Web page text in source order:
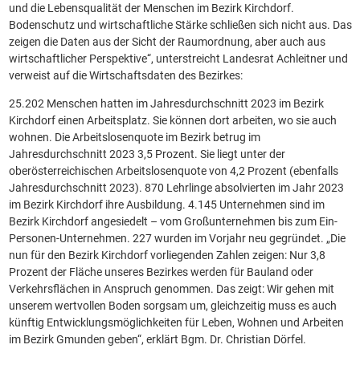
und die Lebensqualität der Menschen im Bezirk Kirchdorf.
Bodenschutz und wirtschaftliche Stärke schließen sich nicht aus. Das
zeigen die Daten aus der Sicht der Raumordnung, aber auch aus
wirtschaftlicher Perspektive“, unterstreicht Landesrat Achleitner und
verweist auf die Wirtschaftsdaten des Bezirkes:
25.202 Menschen hatten im Jahresdurchschnitt 2023 im Bezirk
Kirchdorf einen Arbeitsplatz. Sie können dort arbeiten, wo sie auch
wohnen. Die Arbeitslosenquote im Bezirk betrug im
Jahresdurchschnitt 2023 3,5 Prozent. Sie liegt unter der
oberösterreichischen Arbeitslosenquote von 4,2 Prozent (ebenfalls
Jahresdurchschnitt 2023). 870 Lehrlinge absolvierten im Jahr 2023
im Bezirk Kirchdorf ihre Ausbildung. 4.145 Unternehmen sind im
Bezirk Kirchdorf angesiedelt – vom Großunternehmen bis zum Ein-
Personen-Unternehmen. 227 wurden im Vorjahr neu gegründet. „Die
nun für den Bezirk Kirchdorf vorliegenden Zahlen zeigen: Nur 3,8
Prozent der Fläche unseres Bezirkes werden für Bauland oder
Verkehrsflächen in Anspruch genommen. Das zeigt: Wir gehen mit
unserem wertvollen Boden sorgsam um, gleichzeitig muss es auch
künftig Entwicklungsmöglichkeiten für Leben, Wohnen und Arbeiten
im Bezirk Gmunden geben“, erklärt Bgm. Dr. Christian Dörfel.